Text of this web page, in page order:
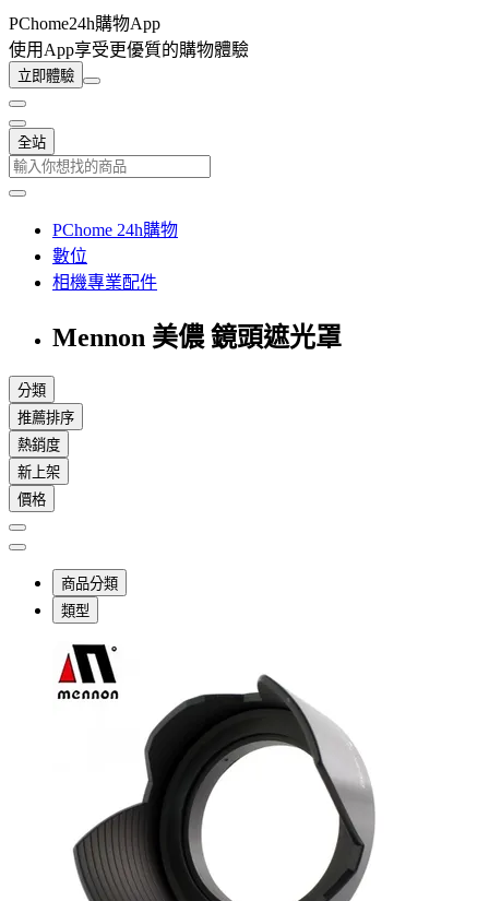
PChome24h購物App
使用App享受更優質的購物體驗
立即體驗
全站
PChome 24h購物
數位
相機專業配件
Mennon 美儂 鏡頭遮光罩
分類
推薦排序
熱銷度
新上架
價格
商品分類
類型